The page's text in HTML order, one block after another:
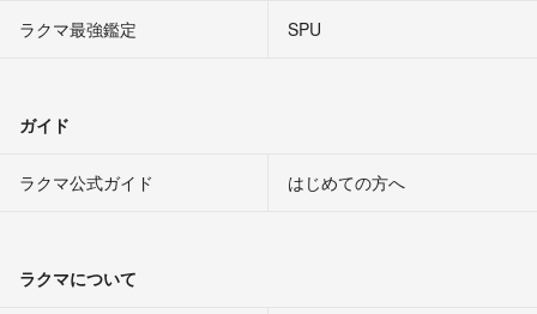
ラクマ最強鑑定
SPU
ガイド
ラクマ公式ガイド はじめての方へ
ラクマについて